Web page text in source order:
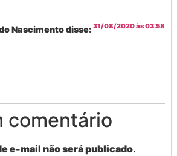
Nascimentodisse: 31/08/2020 às 03:58
comentário
e-mail não será publicado.